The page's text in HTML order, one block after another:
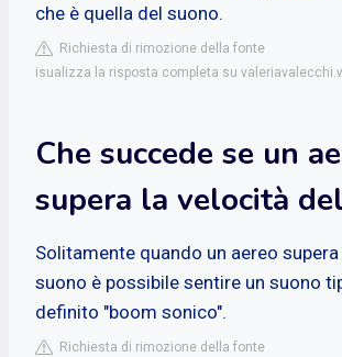
che è quella del suono.
Richiesta di rimozione della fonte
isualizza la risposta completa su
Che succede se un
supera la velocità
Solitamente quando un aereo
suono è possibile sentire un suono
definito "boom sonico".
Richiesta di rimozione della fonte